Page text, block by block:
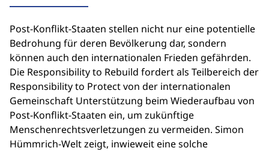
Post-Konflikt-Staaten stellen nicht nur eine potentielle
Bedrohung für deren Bevölkerung dar, sondern
können auch den internationalen Frieden gefährden.
Die Responsibility to Rebuild fordert als Teilbereich der
Responsibility to Protect von der internationalen
Gemeinschaft Unterstützung beim Wiederaufbau von
Post-Konflikt-Staaten ein, um zukünftige
Menschenrechtsverletzungen zu vermeiden. Simon
Hümmrich-Welt zeigt, inwieweit eine solche